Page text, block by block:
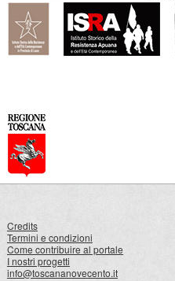
Credits
Termini e condizioni
Come contribuire al portale
I nostri progetti
info@toscananovecento.it